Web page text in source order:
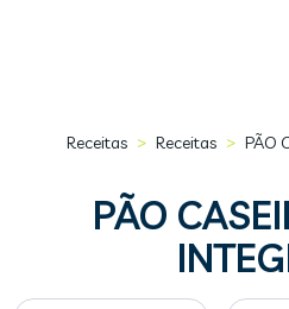
Receitas > Receitas > PÃO
PÃO